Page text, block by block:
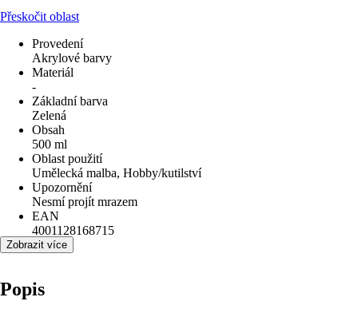
Přeskočit oblast
Provedení
Akrylové barvy
Materiál
-
Základní barva
Zelená
Obsah
500 ml
Oblast použití
Umělecká malba, Hobby/kutilství
Upozornění
Nesmí projít mrazem
EAN
4001128168715
Zobrazit více
Popis